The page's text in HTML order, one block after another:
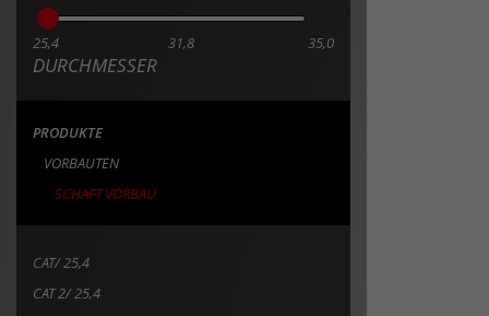
25,4 31,8 35,0
DURCHMESSER
PRODUKTE
VORBAUTEN
SCHAFT VORBAU
CAT/ 25,4
CAT 2/ 25,4